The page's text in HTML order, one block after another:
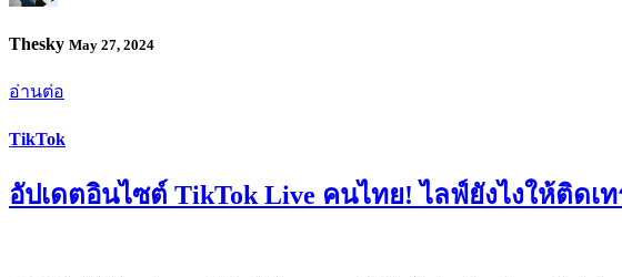
Thesky May 27, 2024
อ่านต่อ
TikTok
อัปเดตอินไซต์ TikTok Live คนไทย! ไลฟ์ยังไงให้ติดเ